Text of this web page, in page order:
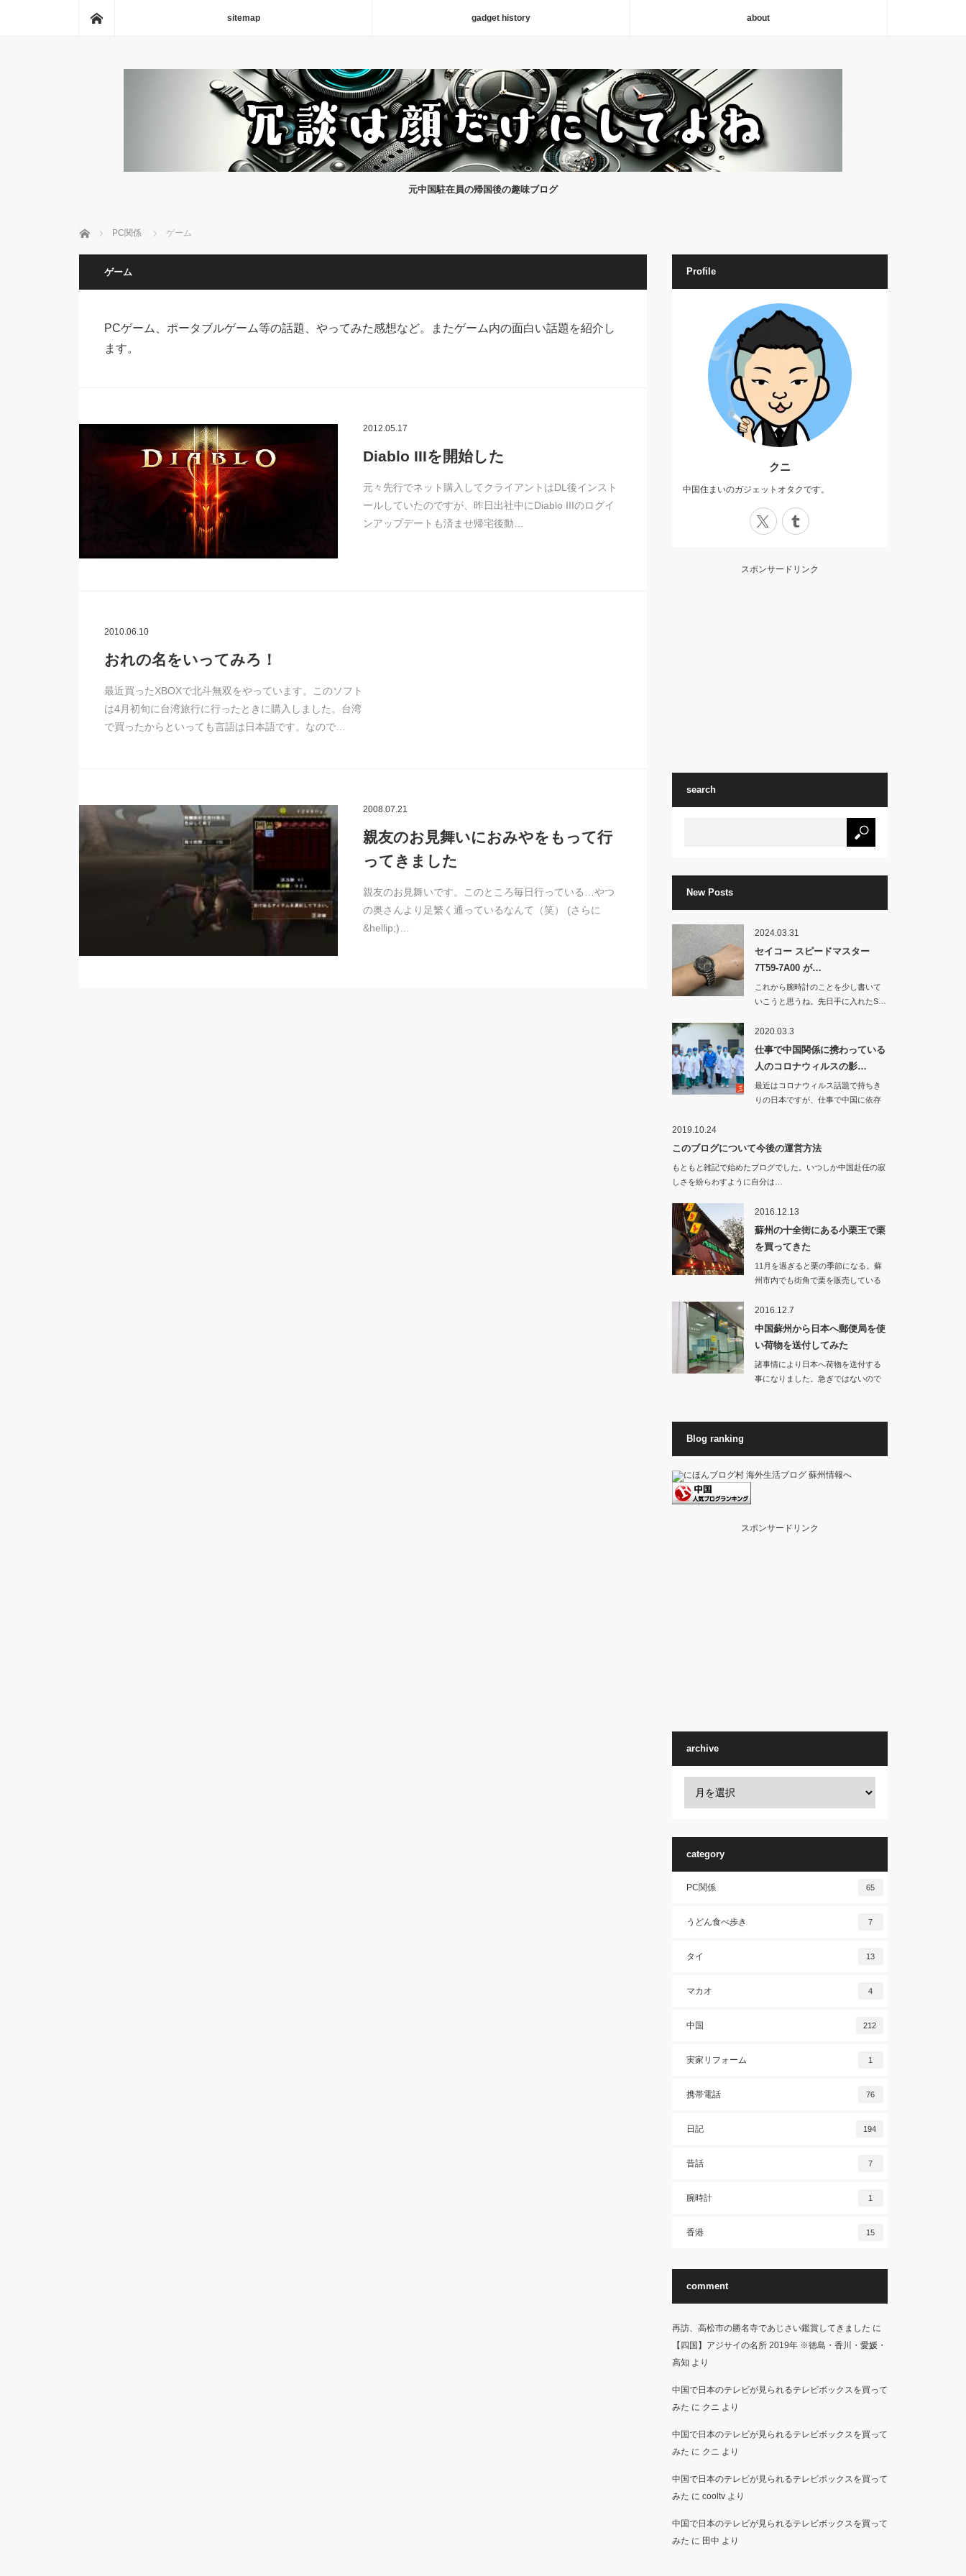
sitemap gadget history about
元中国駐在員の帰国後の趣味ブログ
ホーム PC関係 ゲーム
ゲーム
PCゲーム、ポータブルゲーム等の話題、やってみた感想など。またゲーム内の面白い話題を紹介し
ます。
2012.05.17
Diablo IIIを開始した
元々先行でネット購入してクライアントはDL後インスト
ールしていたのですが、昨日出社中にDiablo IIIのログイ
ンアップデートも済ませ帰宅後動…
2010.06.10
おれの名をいってみろ！
最近買ったXBOXで北斗無双をやっています。このソフト
は4月初旬に台湾旅行に行ったときに購入しました。台湾
で買ったからといっても言語は日本語です。なので…
2008.07.21
親友のお見舞いにおみやをもって行
ってきました
親友のお見舞いです。このところ毎日行っている…やつ
の奥さんより足繁く通っているなんて（笑） (さらに
&hellip;)…
Profile
クニ
中国住まいのガジェットオタクです。
スポンサードリンク
search
New Posts
2024.03.31
セイコー スピードマスター
7T59-7A00 が…
これから腕時計のことを少し書いて
いこうと思うね。先日手に入れたS…
2020.03.3
仕事で中国関係に携わっている
人のコロナウィルスの影…
最近はコロナウィルス話題で持ちき
りの日本ですが、仕事で中国に依存
2019.10.24
このブログについて今後の運営方法
もともと雑記で始めたブログでした。いつしか中国赴任の寂
しさを紛らわすように自分は…
2016.12.13
蘇州の十全街にある小栗王で栗
を買ってきた
11月を過ぎると栗の季節になる。蘇
州市内でも街角で栗を販売している
2016.12.7
中国蘇州から日本へ郵便局を使
い荷物を送付してみた
諸事情により日本へ荷物を送付する
事になりました。急ぎではないので
Blog ranking
スポンサードリンク
archive
category
PC関係 65
うどん食べ歩き 7
タイ 13
マカオ 4
中国 212
実家リフォーム 1
携帯電話 76
日記 194
昔話 7
腕時計 1
香港 15
comment
再訪、高松市の勝名寺であじさい鑑賞してきました に
【四国】アジサイの名所 2019年 ※徳島・香川・愛媛・
高知 より
中国で日本のテレビが見られるテレビボックスを買って
みた に クニ より
中国で日本のテレビが見られるテレビボックスを買って
みた に クニ より
中国で日本のテレビが見られるテレビボックスを買って
みた に cooltvより
中国で日本のテレビが見られるテレビボックスを買って
みた に 田中 より